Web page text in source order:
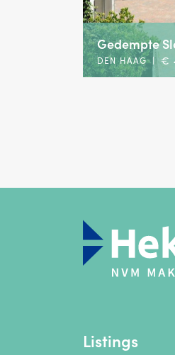
Gedempte
DEN HAAG | €
Listings